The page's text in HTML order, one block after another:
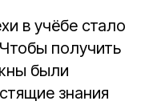
в учёбе стало
получить
были
знания